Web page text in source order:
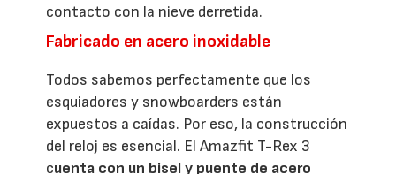
contacto con la nieve derretida.
Fabricado en acero inoxidable
Todos sabemos perfectamente que los
esquiadores y snowboarders están
expuestos a caídas. Por eso, la construcción
del reloj es esencial. El Amazfit T-Rex 3
cuenta con un bisel y puente de acero